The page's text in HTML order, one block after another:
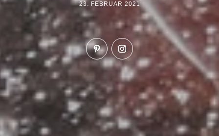
23. FEBRUAR 2021